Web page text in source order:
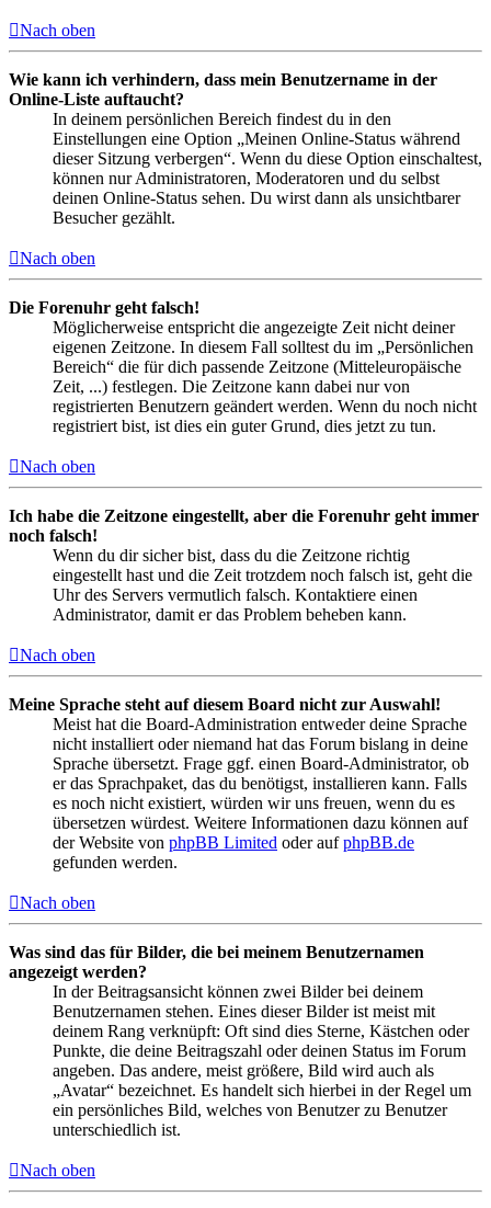
Nach oben
Wie kann ich verhindern, dass mein Benutzername in der
Online-Liste auftaucht?
In deinem persönlichen Bereich findest du in den
Einstellungen eine Option „Meinen Online-Status während
dieser Sitzung verbergen“. Wenn du diese Option einschaltest,
können nur Administratoren, Moderatoren und du selbst
deinen Online-Status sehen. Du wirst dann als unsichtbarer
Besucher gezählt.
Nach oben
Die Forenuhr geht falsch!
Möglicherweise entspricht die angezeigte Zeit nicht deiner
eigenen Zeitzone. In diesem Fall solltest du im „Persönlichen
Bereich“ die für dich passende Zeitzone (Mitteleuropäische
Zeit, ...) festlegen. Die Zeitzone kann dabei nur von
registrierten Benutzern geändert werden. Wenn du noch nicht
registriert bist, ist dies ein guter Grund, dies jetzt zu tun.
Nach oben
Ich habe die Zeitzone eingestellt, aber die Forenuhr geht immer
noch falsch!
Wenn du dir sicher bist, dass du die Zeitzone richtig
eingestellt hast und die Zeit trotzdem noch falsch ist, geht die
Uhr des Servers vermutlich falsch. Kontaktiere einen
Administrator, damit er das Problem beheben kann.
Nach oben
Meine Sprache steht auf diesem Board nicht zur Auswahl!
Meist hat die Board-Administration entweder deine Sprache
nicht installiert oder niemand hat das Forum bislang in deine
Sprache übersetzt. Frage ggf. einen Board-Administrator, ob
er das Sprachpaket, das du benötigst, installieren kann. Falls
es noch nicht existiert, würden wir uns freuen, wenn du es
übersetzen würdest. Weitere Informationen dazu können auf
der Website von phpBB Limited oder aufphpBB.de
gefunden werden.
Nach oben
Was sind das für Bilder, die bei meinem Benutzernamen
angezeigt werden?
In der Beitragsansicht können zwei Bilder bei deinem
Benutzernamen stehen. Eines dieser Bilder ist meist mit
deinem Rang verknüpft: Oft sind dies Sterne, Kästchen oder
Punkte, die deine Beitragszahl oder deinen Status im Forum
angeben. Das andere, meist größere, Bild wird auch als
„Avatar“ bezeichnet. Es handelt sich hierbei in der Regel um
ein persönliches Bild, welches von Benutzer zu Benutzer
unterschiedlich ist.
Nach oben